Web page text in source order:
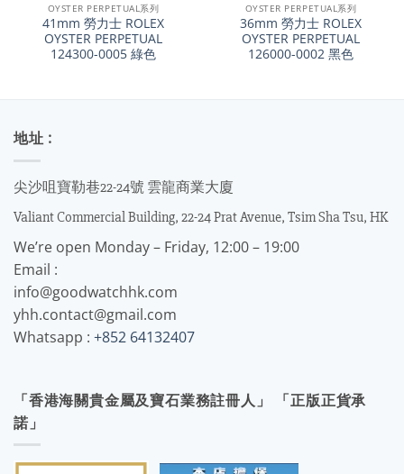
OYSTER PERPETUAL系列
41mm 勞力士 ROLEX
OYSTER PERPETUAL
124300-0005 綠色
OYSTER PERPETUAL系列
36mm 勞力士 ROLEX
OYSTER PERPETUAL
126000-0002 黑色
地址 :
尖沙咀寶勒巷22-24號 雲龍商業大廈
Valiant Commercial Building, 22-24 Prat Avenue, Tsim Sha Tsu, HK
We’re open Monday – Friday, 12:00 – 19:00
Email :
info@goodwatchhk.com
yhh.contact@gmail.com
Whatsapp : +852 64132407
「香港海關貴金屬及寶石業務註冊人」 「正版正貨承
諾」